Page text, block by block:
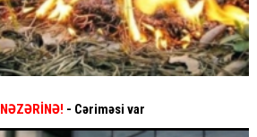
NƏZƏRİNƏ! - Cəriməsi var